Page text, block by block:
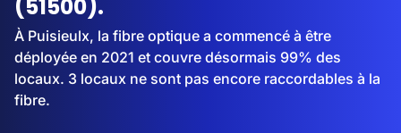
(51500).
À Puisieulx, la fibre optique a commencé à être
déployée en 2021 et couvre désormais 99% des
locaux. 3 locaux ne sont pas encore raccordables à la
fibre.